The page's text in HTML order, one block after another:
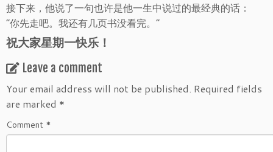
接下来，他说了一句也许是他一生中说过的最经典的话：
“你先走吧。我还有几页书没看完。”
祝大家星期一快乐！
Leave a comment
Your email address will not be published. Required fields
are marked *
Comment *